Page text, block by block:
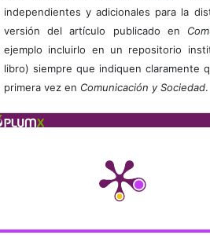
independientes y adicionales para la
versión del artículo publicado en
ejemplo incluirlo en un repositorio
libro) siempre que indiquen claramente
primera vez en Comunicación y Sociedad.